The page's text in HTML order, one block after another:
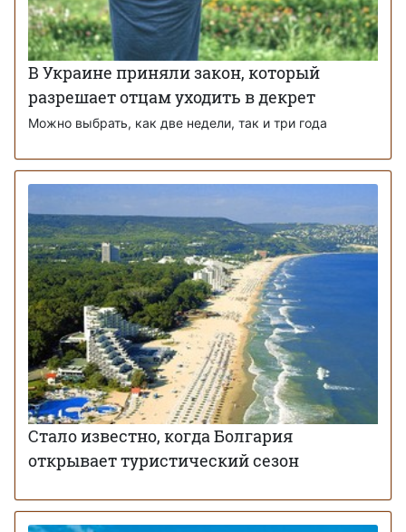
В Украине приняли закон, который
разрешает отцам уходить в декрет
Можно выбрать, как две недели, так и три года
Стало известно, когда Болгария
открывает туристический сезон